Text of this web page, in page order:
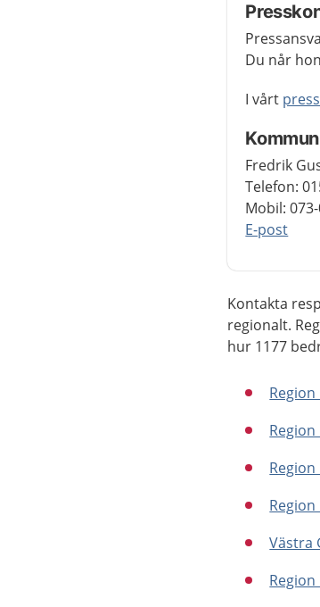
Du når
I vårt
Fredrik
Telefon:
Mobil:
E-post
Kontakta
regionalt.
hur 1177
Västra